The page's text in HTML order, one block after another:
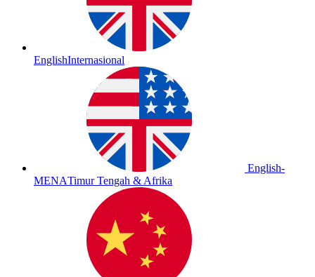
EnglishInternasional
English-
MENATimur Tengah & Afrika